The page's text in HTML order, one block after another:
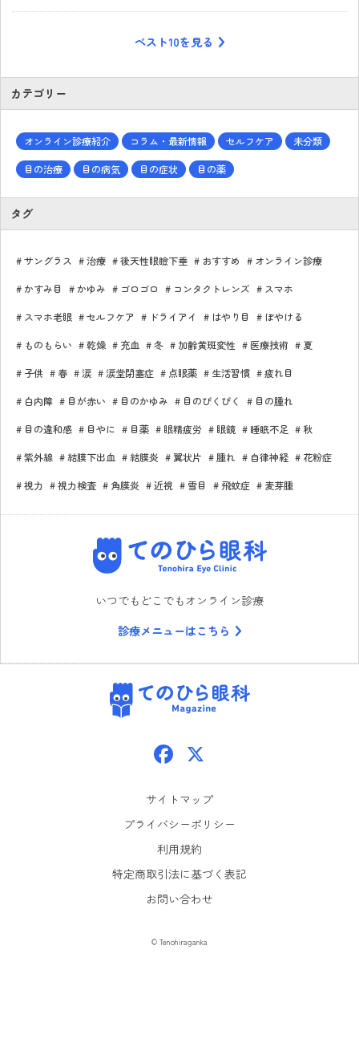
ベスト10を見る
カテゴリー
オンライン診療紹介 コラム・最新情報 セルフケア 未分類
目の治療 目の病気 目の症状 目の薬
タグ
サングラス 治療 後天性眼瞼下垂 おすすめ オンライン診療
かすみ目 かゆみ ゴロゴロ コンタクトレンズ スマホ
スマホ老眼 セルフケア ドライアイ はやり目 ぼやける
ものもらい 乾燥 充血 冬 加齢黄斑変性 医療技術 夏
子供 春 涙 涙堂閉塞症 点眼薬 生活習慣 疲れ目
白内障 目が赤い 目のかゆみ 目のぴくぴく 目の腫れ
目の違和感 目やに 目薬 眼精疲労 眼鏡 睡眠不足 秋
紫外線 結膜下出血 結膜炎 翼状片 腫れ 自律神経 花粉症
視力 視力検査 角膜炎 近視 雪目 飛蚊症 麦芽腫
てのひら眼科
いつでもどこでもオンライン診療
診療メニューはこちら
てのひら眼科
Facebook
サイトマップ
プライバシーポリシー
利用規約
特定商取引法に基づく表記
お問い合わせ
© Tenohiraganka